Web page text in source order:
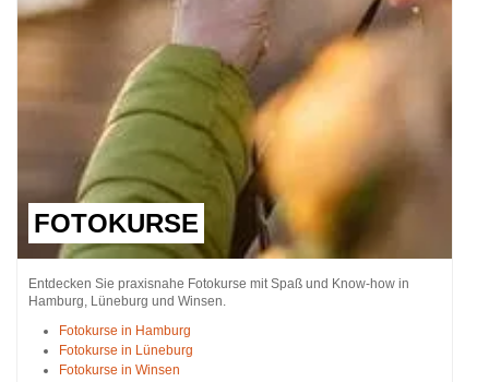
FOTOKURSE
Entdecken Sie praxisnahe Fotokurse mit Spaß und Know-how in
Hamburg, Lüneburg und Winsen.
Fotokurse in Hamburg
Fotokurse in Lüneburg
Fotokurse in Winsen